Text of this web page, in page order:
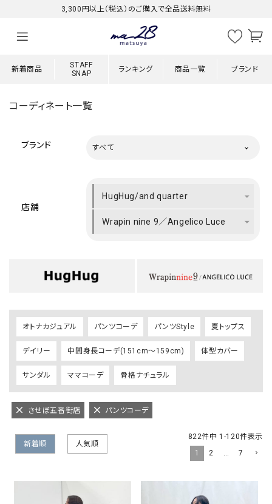
3,300円以上（税込）のご購入で全品送料無料
新着商品
STAFF
SNAP
ランキング 商品一覧 ブランド
コーディネート一覧
ブランド すべて
店舗
HugHug/and quarter
Wrapin nine 9／Angelico Luce
オトナカジュアル パンツコーデ パンツStyle 夏トップス
デイリー 中間身長コーデ(151cm～159cm) 体型カバー
サンダル ママコーデ 骨格ナチュラル
させぼ五番街店 パンツコーデ
新着順 人気順
822件中 1 -120件表示
1
2 … 7